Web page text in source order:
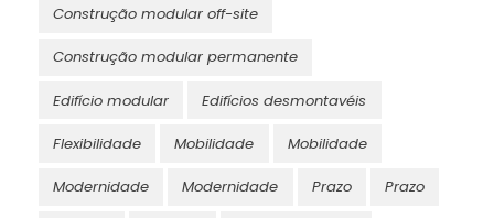
Construção modular off-site
Construção modular permanente
Edifício modular Edifícios desmontavéis
Flexibilidade Mobilidade Mobilidade
Modernidade Modernidade Prazo Prazo